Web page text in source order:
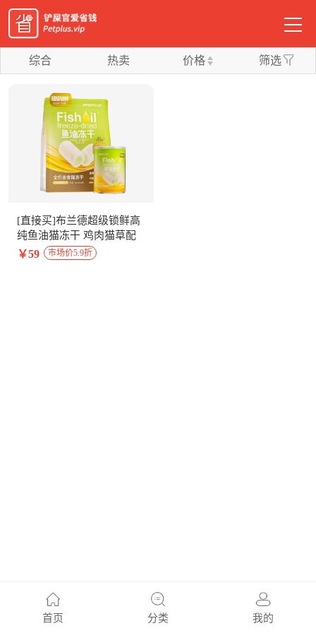
综合 热卖 价格 筛选
[直接买]布兰德超级锁鲜高
纯鱼油猫冻干 鸡肉猫草配
方180g
￥59 市场价5.9折
首页 分类 我的